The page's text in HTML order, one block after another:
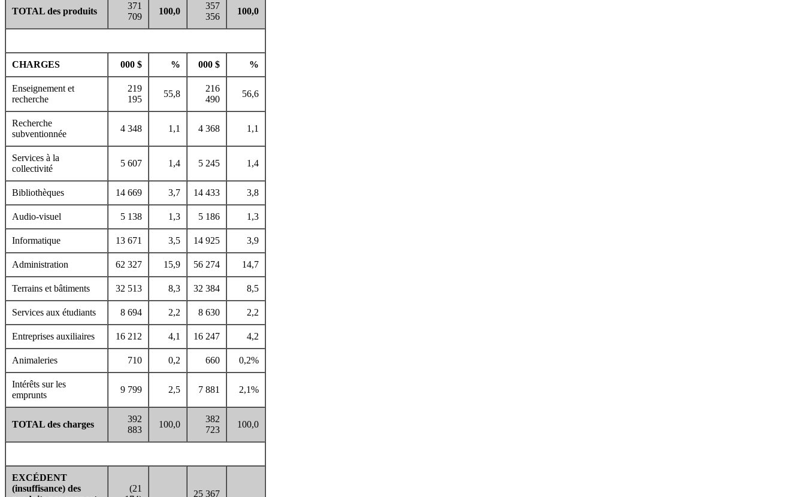
TOTAL des produits
371
709
100,0
357
356
100,0
CHARGES 000 $ % 000 $ %
Enseignement et
recherche
219
195
55,8
216
490
56,6
Recherche
subventionnée
4 348 1,1 4 368 1,1
Services à la
collectivité
5 607 1,4 5 245 1,4
Bibliothèques 14 669 3,7 14 433 3,8
Audio-visuel 5 138 1,3 5 186 1,3
Informatique 13 671 3,5 14 925 3,9
Administration 62 327 15,9 56 274 14,7
Terrains et bâtiments 32 513 8,3 32 384 8,5
Services aux étudiants 8 694 2,2 8 630 2,2
Entreprises auxiliaires 16 212 4,1 16 247 4,2
Animaleries 710 0,2 660 0,2%
Intérêts sur les
emprunts
9 799 2,5 7 881 2,1%
TOTAL des charges
392
883
100,0
382
723
100,0
EXCÉDENT
(insuffisance) des
(21
25 367